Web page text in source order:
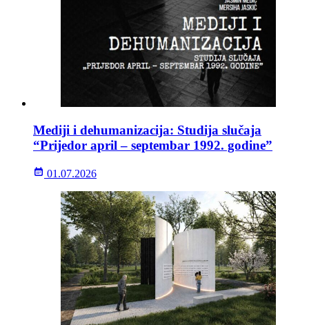
Mediji i dehumanizacija: Studija slučaja
“Prijedor april – septembar 1992. godine”
01.07.2026